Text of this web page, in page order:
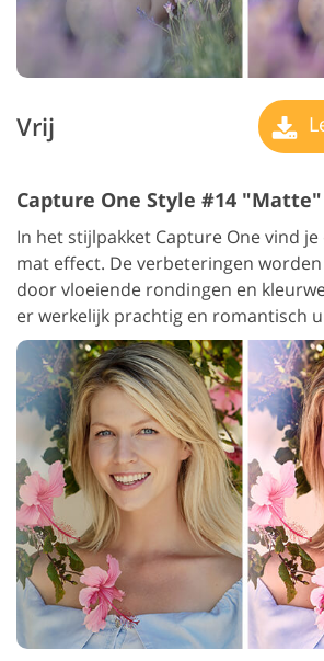
Vrij
Capture One Style #14 "Matte"
In het stijlpakket Capture One vind
mat effect. De verbeteringen
door vloeiende rondingen en
er werkelijk prachtig en romantisch